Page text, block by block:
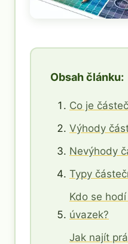
Obsah článku:
Co je
Výhody
Nevýhody
Typy
Kdo se
úvazek?
Jak najít